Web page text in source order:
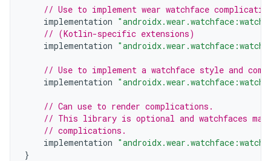
// Use to implement wear watchface
implementation
// (Kotlin-specific extensions)
implementation
// Use to implement a watchface style and
implementation
// Can use to render complications.
// This library is optional and watchfaces may
// complications.
implementation
}